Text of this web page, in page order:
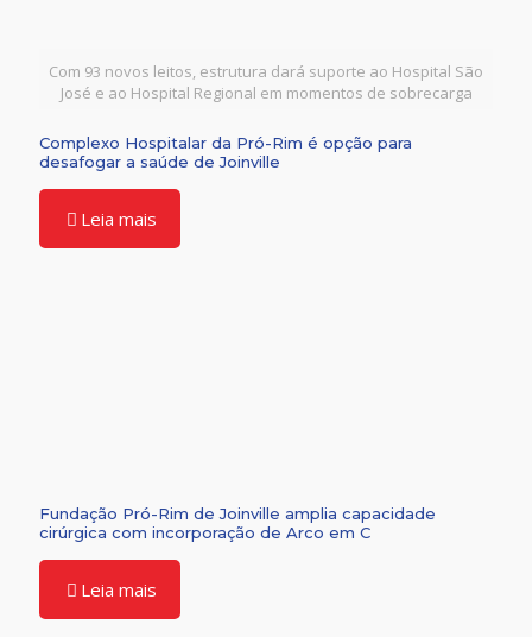
Com 93 novos leitos, estrutura dará suporte ao Hospital São
José e ao Hospital Regional em momentos de sobrecarga
Complexo Hospitalar da Pró-Rim é opção para
desafogar a saúde de Joinville
Leia mais
Fundação Pró-Rim de Joinville amplia capacidade
cirúrgica com incorporação de Arco em C
Leia mais